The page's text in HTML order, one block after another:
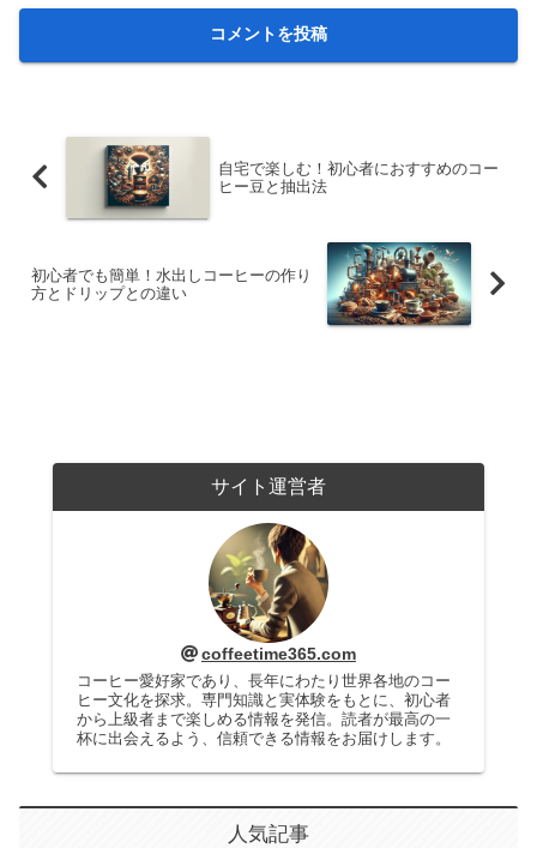
自宅で楽しむ！初心者におすすめのコー
ヒー豆と抽出法
初心者でも簡単！水出しコーヒーの作り
方とドリップとの違い
サイト運営者
coffeetime365.com
コーヒー愛好家であり、長年にわたり世界各地のコー
ヒー文化を探求。専門知識と実体験をもとに、初心者
から上級者まで楽しめる情報を発信。読者が最高の一
杯に出会えるよう、信頼できる情報をお届けします。
人気記事